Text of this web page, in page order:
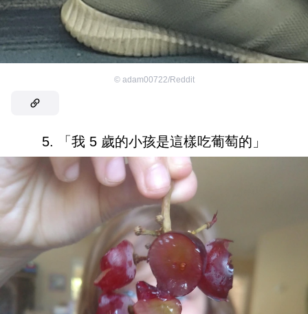
© adam00722/Reddit
5. 「我 5 歲的小孩是這樣吃葡萄的」